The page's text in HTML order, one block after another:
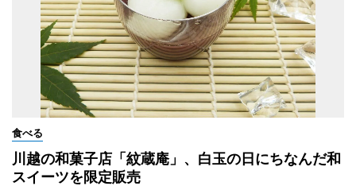
食べる
川越の和菓子店「紋蔵庵」、白玉の日にちなんだ和
スイーツを限定販売